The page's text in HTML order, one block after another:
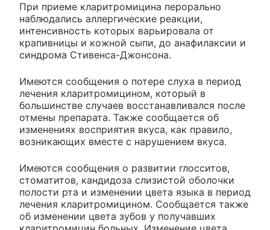
При приеме кларитромицина перорально
наблюдались аллергические реакции,
интенсивность которых варьировала от
крапивницы и кожной сыпи, до анафилаксии и
синдрома Стивенса-Джонсона.
Имеются сообщения о потере слуха в период
лечения кларитромицином, который в
большинстве случаев восстанавливался после
отмены препарата. Также сообщается об
изменениях восприятия вкуса, как правило,
возникающих вместе с нарушением вкуса.
Имеются сообщения о развитии глосситов,
стоматитов, кандидоза слизистой оболочки
полости рта и изменении цвета языка в период
лечения кларитромицином. Сообщается также
об изменении цвета зубов у получавших